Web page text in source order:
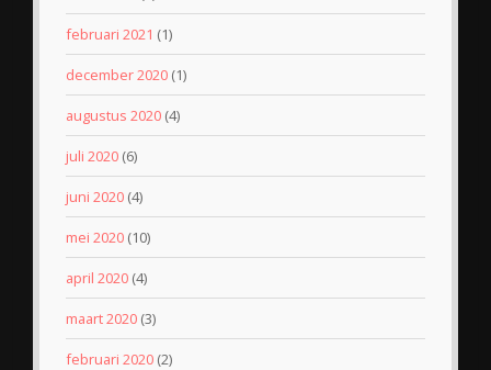
februari 2021 (1)
december 2020 (1)
augustus 2020 (4)
juli 2020 (6)
juni 2020 (4)
mei 2020 (10)
april 2020 (4)
maart 2020 (3)
februari 2020 (2)